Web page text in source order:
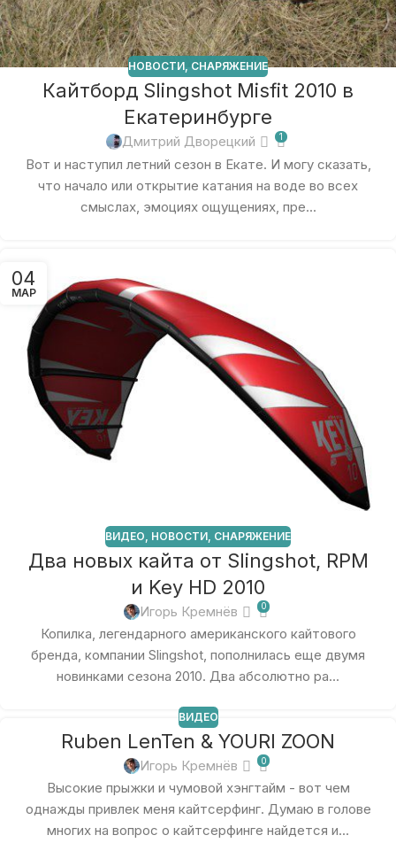
НОВОСТИ, СНАРЯЖЕНИЕ
Кайтборд Slingshot Misfit 2010 в
Екатеринбурге
Дмитрий Дворецкий 1
Вот и наступил летний сезон в Екате. И могу сказать,
что начало или открытие катания на воде во всех
смыслах, эмоциях ощущениях, пре...
04
МАР
ВИДЕО НОВОСТИ СНАРЯЖЕНИЕ
Два новых кайта от Slingshot, RPM
и Key HD 2010
Игорь Кремнёв 0
Копилка, легендарного американского кайтового
бренда, компании Slingshot, пополнилась еще двумя
новинками сезона 2010. Два абсолютно ра...
ВИДЕО
Ruben LenTen & YOURI ZOON
Игорь Кремнёв 0
Высокие прыжки и чумовой хэнгтайм - вот чем
однажды привлек меня кайтсерфинг. Думаю в голове
многих на вопрос о кайтсерфинге найдется и...